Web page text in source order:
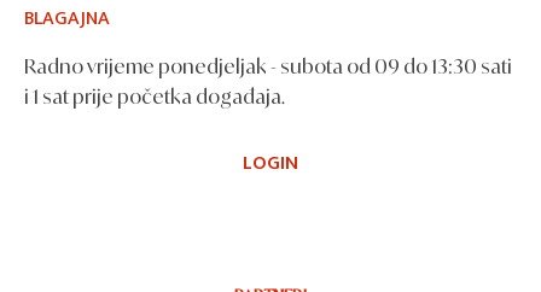
BLAGAJNA
Radno vrijeme ponedjeljak - subota od 09 do 13:30 sati
i 1 sat prije početka događaja.
LOGIN